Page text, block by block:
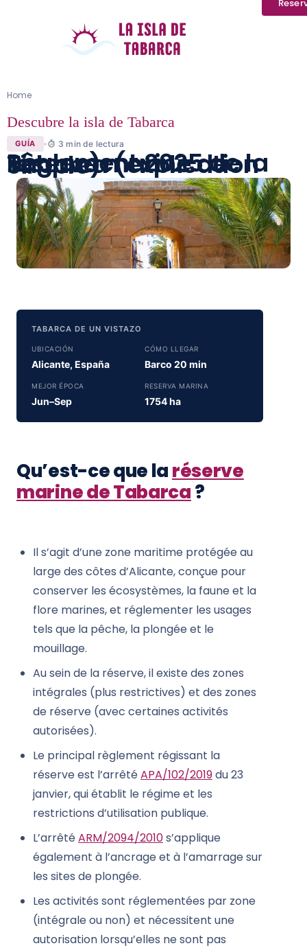
Home
Descubre la isla de Tabarca
GUÍA 3 min de lectura
Règlement 2025 de la réserve marine de Tabarca (explication simple)
TABARCA DE UN VISTAZO
UBICACIÓN
Alicante, España
CÓMO LLEGAR
Barco 20 min
MEJOR ÉPOCA
Jun–Sep
RESERVA MARINA
1754 ha
Qu’est-ce que laréserve
marine de Tabarca?
Il s’agit d’une zone maritime protégée au
large des côtes d’Alicante, conçue pour
conserver les écosystèmes, la faune et la
flore marines, et réglementer les usages
tels que la pêche, la plongée et le
mouillage.
Au sein de la réserve, il existe des zones
intégrales (plus restrictives) et des zones
de réserve (avec certaines activités
autorisées).
Le principal règlement régissant la
réserve est l’arrêtéAPA/102/2019du 23
janvier, qui établit le régime et les
restrictions d’utilisation publique.
L’arrêtéARM/2094/2010s’applique
également à l’ancrage et à l’amarrage sur
les sites de plongée.
Les activités sont réglementées par zone
(intégrale ou non) et nécessitent une
autorisation lorsqu’elles ne sont pas